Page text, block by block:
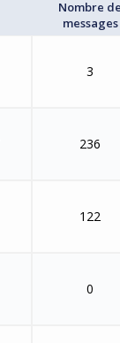
Nombre de
messages
3
236
122
0